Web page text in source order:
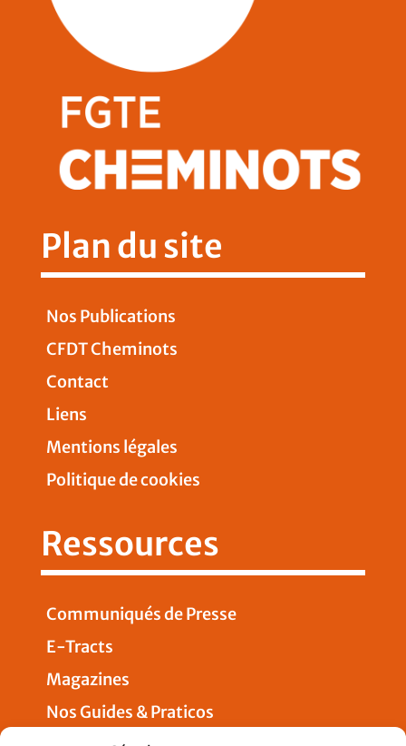
Plan du site
Nos Publications
CFDT Cheminots
Contact
Liens
Mentions légales
Politique de cookies
Ressources
Communiqués de Presse
E-Tracts
Magazines
Nos Guides & Praticos